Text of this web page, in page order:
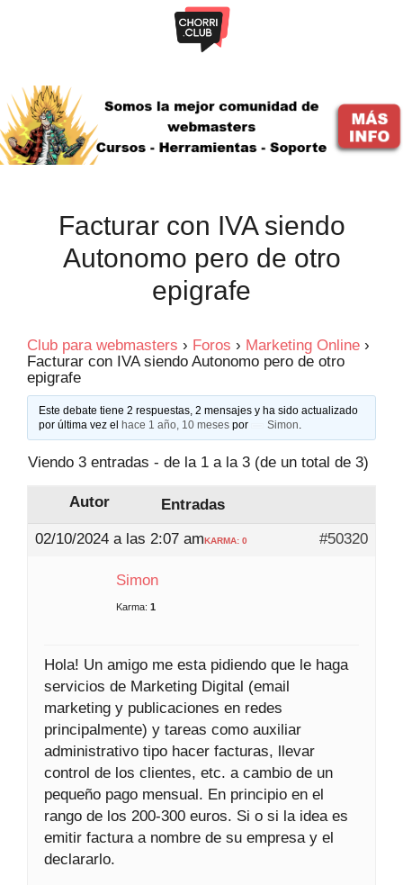
Facturar con IVA siendo
Autonomo pero de otro
epigrafe
Club para webmasters › Foros › Marketing Online ›
Facturar con IVA siendo Autonomo pero de otro
epigrafe
Este debate tiene 2 respuestas, 2 mensajes y ha sido actualizado
por última vez elhace 1 año, 10 meses por Simon.
Viendo 3 entradas - de la 1 a la 3 (de un total de 3)
Autor
Entradas
02/10/2024 a las 2:07 am
#50320
KARMA: 0
Simon
Karma: 1
Hola! Un amigo me esta pidiendo que le haga
servicios de Marketing Digital (email
marketing y publicaciones en redes
principalmente) y tareas como auxiliar
administrativo tipo hacer facturas, llevar
control de los clientes, etc. a cambio de un
pequeño pago mensual. En principio en el
rango de los 200-300 euros. Si o si la idea es
emitir factura a nombre de su empresa y el
declararlo.